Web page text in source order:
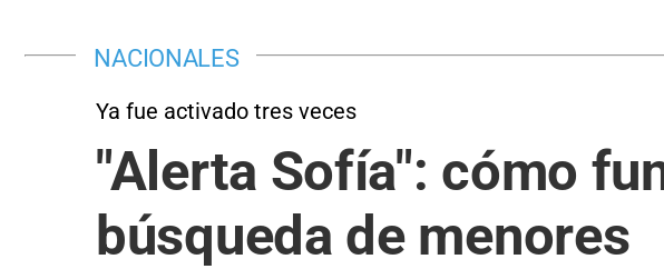
NACIONALES
Ya fue activado tres veces
"Alerta Sofía": cómo
búsqueda de menores